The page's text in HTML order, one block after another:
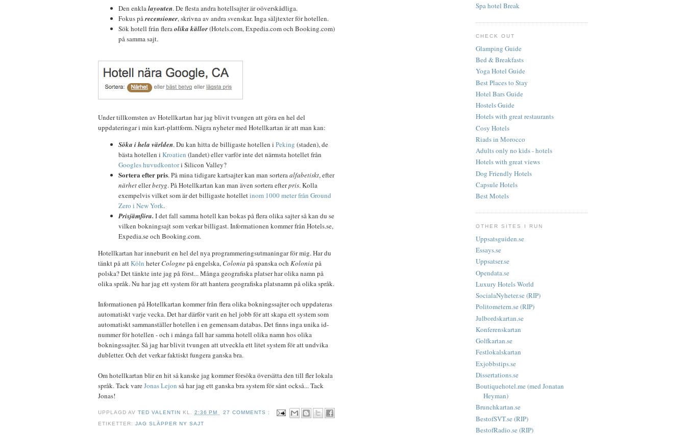
Den enkla layouten. De flesta andra hotellsajter är oöverskådliga.
Fokus på recensioner, skrivna av andra svenskar. Inga säljtexter för hotellen.
Sök hotell från flera olika källor(Hotels.com, Expedia.com och Booking.com)
på samma sajt.
Under tillkomsten av Hotellkartan har jag blivit tvungen att göra en hel del
uppdateringar i min kart-plattform. Några nyheter med Hotellkartan är att man kan:
Söka ihela världen. Du kan hitta de billigaste hotellen i Peking (staden), de
bästa hotellen i Kroatien (landet) eller varför inte det närmsta hotellet från
Googles huvudkontori Silicon Valley?
Sortera efter pris. På mina tidigare kartsajter kan man sortera alfabetiskt, efter
närhetellerbetyg. På Hotellkartan kan man även sortera efterpris. Kolla
exempelvis vilket som är det billigaste hotelletinom 1000 meter från Ground
Zero i New York.
Prisjämföra. I det fall samma hotell kan bokas på flera olika sajter så kan du se
vilken bokningsajt som verkar billigast. Informationen kommer från Hotels.se,
Expedia.se och Booking.com.
Hotellkartan har inneburit en hel del nya programmeringsutmaningar för mig. Har du
tänkt på attKöln heterColognepå engelska, Colonia på spanska och Kolonia på
polska? Det tänkte inte jag på först... Många geografiska platser har olika namn på
olika språk. Nu har jag ett system för att hantera geografiska platsnamn på olika språk.
Informationen på Hotellkartan kommer från flera olika bokningssajter och uppdateras
automatisktvarje vecka. Det har därför varit en hel jobb för att skapa ett system som
automatiskt sammanställer hotellen i en gemensam databas. Det finns inga unika id-
nummer för hotellen - och i många fall har samma hotell olika namn hos olika
bokningssajter. Så jag har blivit tvungen att utveckla ett litet system för att undvika
dubletter. Och det verkar faktiskt fungera ganska bra.
Om hotellkartan blir en hit så kanske jag kommer försöka översätta den till fler lokala
språk. Tack vareJonas Lejon så har jag ett ganska bra system för sånt också... Tack
Jonas!
UPPLAGD AVTED VALENTIN KL.2:36 PM
27 COMMENTS :
ETIKETTER:JAG SLÄPPER NY SAJT
Spa hotel Break
CHECK OUT
Glamping Guide
Bed & Breakfasts
Yoga Hotel Guide
Best Places to Stay
Hotel Bars Guide
Hostels Guide
Hotels with great restaurants
Cosy Hotels
Riads in Morocco
Adults only no kids - hotels
Hotels with great views
Dog Friendly Hotels
Capsule Hotels
Best Motels
OTHER SITES I RUN
Uppsatsguiden.se
Essays.se
Uppsatser.se
Opendata.se
Luxury Hotels World
SocialaNyheter.se (RIP)
Politometern.se (RIP)
Julbordskartan.se
Konferenskartan
Golfkartan.se
Festlokalskartan
Exjobbstips.se
Dissertations.se
Boutiquehotel.me (med Jonatan
Heyman)
Brunchkartan.se
BestofSVT.se (RIP)
BestofRadio.se (RIP)